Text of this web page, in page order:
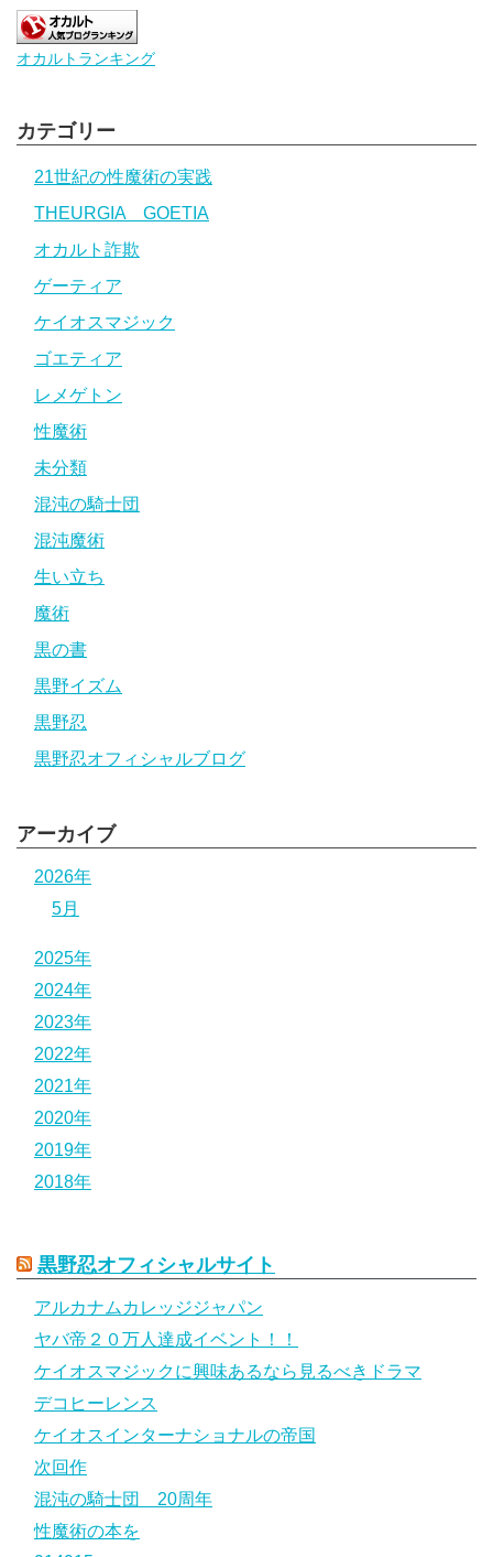
オカルトランキング
カテゴリー
21世紀の性魔術の実践
THEURGIA GOETIA
オカルト詐欺
ゲーティア
ケイオスマジック
ゴエティア
レメゲトン
性魔術
未分類
混沌の騎士団
混沌魔術
生い立ち
魔術
黒の書
黒野イズム
黒野忍
黒野忍オフィシャルブログ
アーカイブ
2026年
5月
2025年
2024年
2023年
2022年
2021年
2020年
2019年
2018年
黒野忍オフィシャルサイト
アルカナムカレッジジャパン
ヤバ帝２０万人達成イベント！！
ケイオスマジックに興味あるなら見るべきドラマ
デコヒーレンス
ケイオスインターナショナルの帝国
次回作
混沌の騎士団 20周年
性魔術の本を